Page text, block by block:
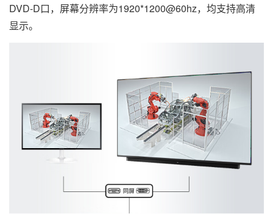
DVD-D口，屏幕分辨率为1920*1200@60hz，均支持高清
显示。